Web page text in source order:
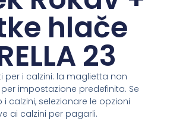
hlače
23
per i calzini: la maglietta non
impostazione predefinita. Se
calzini, selezionare le opzioni
ai calzini per pagarli.